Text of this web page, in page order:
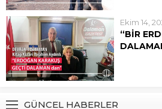
yaralanan
Kaba
bilgiye
Ekim 14,
“BİR
GÜNCEL HABERLER